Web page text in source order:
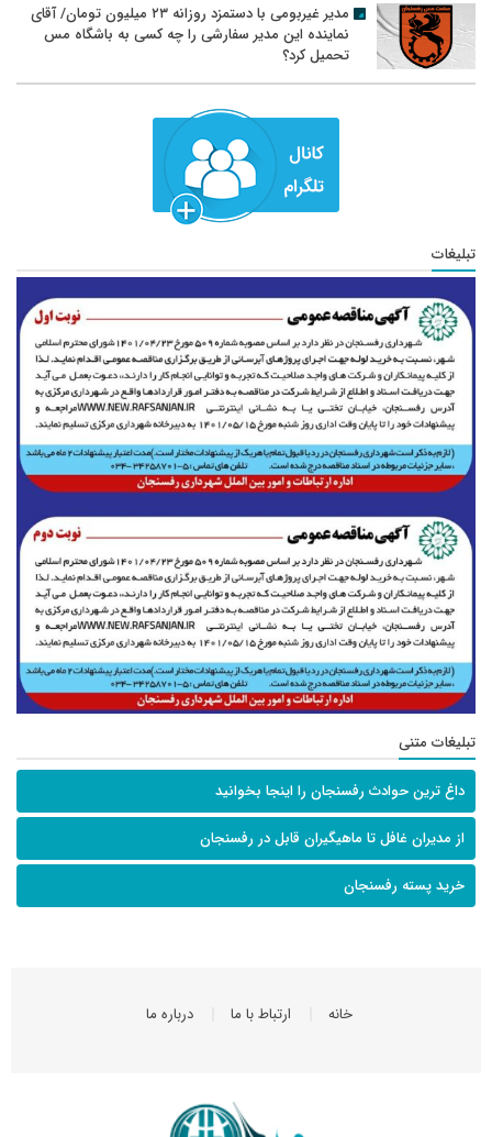
مدیر غیربومی با دستمزد روزانه ۲۳ میلیون تومان/ آقای
نماینده این مدیر سفارشی را چه کسی به باشگاه مس
تحمیل کرد؟
تبلیغات
تبلیغات متنی
داغ ترین حوادث رفسنجان را اینجا بخوانید
از مدیران غافل تا ماهیگیران قابل در رفسنجان
خرید پسته رفسنجان
خانه ارتباط با ما درباره ما